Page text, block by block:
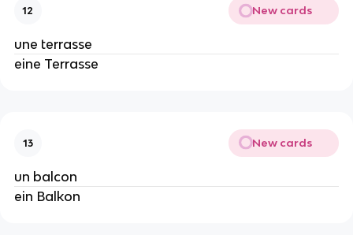
12 New cards
une terrasse
eine Terrasse
13 New cards
un balcon
ein Balkon